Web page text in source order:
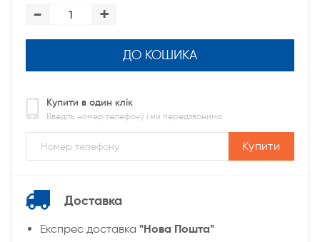
- +
ДО КОШИКА
Купити в один клік
Введіть номер телефону і ми передзвонимо
Купити
Доставка
Експрес доставка "Нова Пошта"